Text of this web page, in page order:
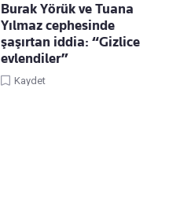
Burak Yörük ve Tuana
Yılmaz cephesinde
şaşırtan iddia: “Gizlice
evlendiler”
Kaydet